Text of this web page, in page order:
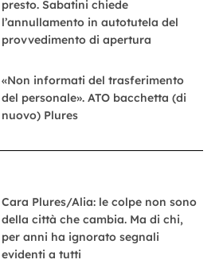
presto. Sabatini chiede
l’annullamento in autotutela del
provvedimento di apertura
«Non informati del trasferimento
del personale». ATO bacchetta (di
nuovo) Plures
Cara Plures/Alia: le colpe non sono
della città che cambia. Ma di chi,
per anni ha ignorato segnali
evidenti a tutti